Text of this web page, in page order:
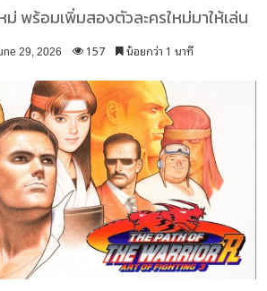
ม่ พร้อมเพิ่มสองตัวละครใหม่มาให้เล่น
29, 2026 157 น้อยกว่า 1 นาที